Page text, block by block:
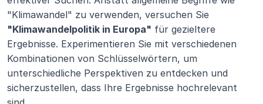
"Klimawandelpolitik in Europa" für gezieltere
Ergebnisse. Experimentieren Sie mit verschiedenen
Kombinationen von Schlüsselwörtern, um
unterschiedliche Perspektiven zu entdecken und
sicherzustellen, dass Ihre Ergebnisse hochrelevant